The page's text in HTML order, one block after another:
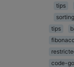
tips
sorting
tips
code-